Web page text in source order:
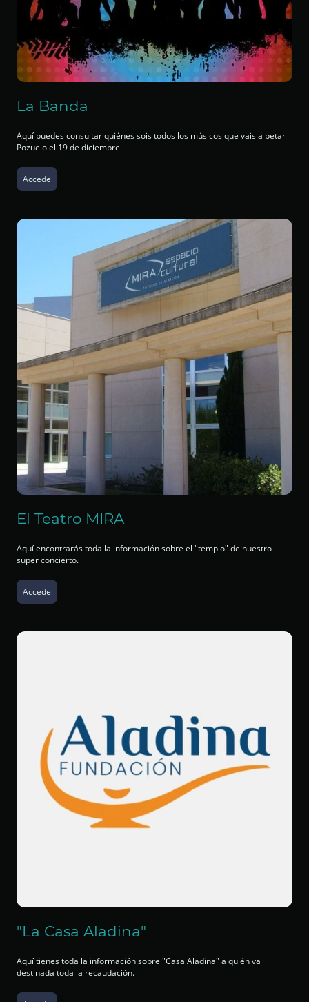
La Banda
Aquí puedes consultar quiénes sois todos los músicos que vais a petar
Pozuelo el 19 de diciembre
Accede
El Teatro MIRA
Aquí encontrarás toda la información sobre el "templo" de nuestro
super concierto.
Accede
"La Casa Aladina"
Aquí tienes toda la información sobre "Casa Aladina" a quién va
destinada toda la recaudación.